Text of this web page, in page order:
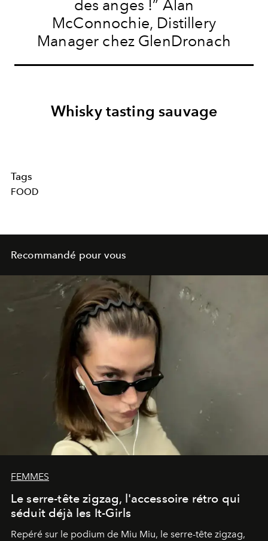
des anges !” Alan
McConnochie, Distillery
Manager chez GlenDronach
Whisky tasting sauvage
Tags
FOOD
Recommandé pour vous
FEMMES
Le serre-tête zigzag, l'accessoire rétro qui
séduit déjà les It-Girls
Repéré sur le podium de Miu Miu, le serre-tête zigzag,